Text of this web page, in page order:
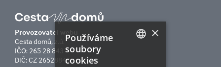
Provozovatel webu
Cesta domů, z.ú.
IČO: 265 28 843
DIČ: CZ 26528843
×
Používáme
soubory
cookies